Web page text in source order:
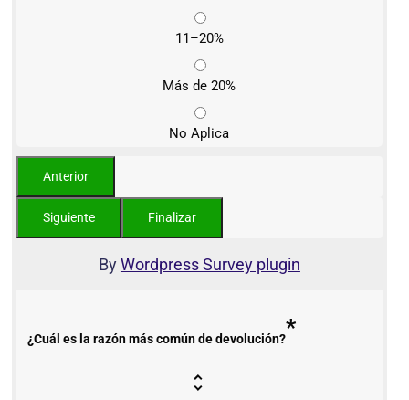
11–20%
Más de 20%
No Aplica
ByWordpress Survey plugin
¿Cuál es la razón más común de devolución?*